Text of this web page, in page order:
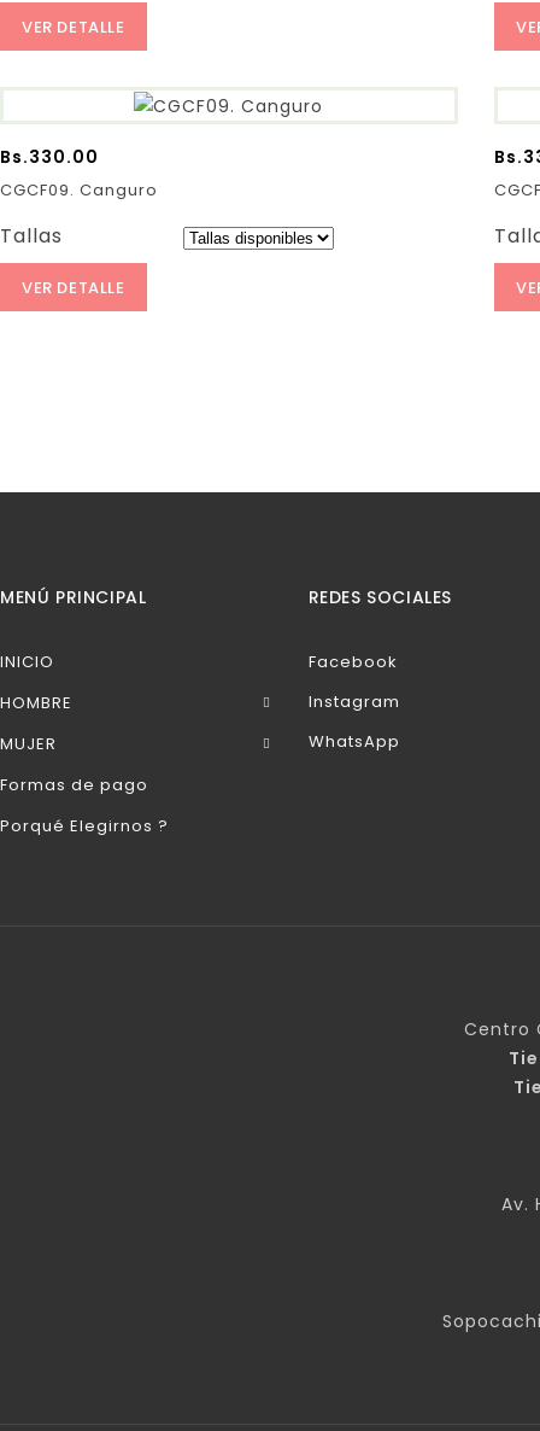
VER DETALLE
Bs.330.00
CGCF09. Canguro
Tallas
VER DETALLE
Bs.
MENÚ PRINCIPAL
INICIO
HOMBRE
MUJER
Formas de pago
Porqué Elegirnos ?
REDES SOCIALES
Facebook
Instagram
WhatsApp
Centro
Av.